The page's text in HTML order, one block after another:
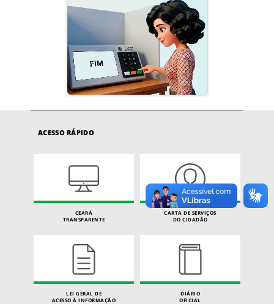
ACESSO RÁPIDO
CEARÁ
TRANSPARENTE
CARTA DE SERVIÇOS
DO CIDADÃO
LEI GERAL DE
ACESSO À INFORMAÇÃO
DIÁRIO
OFICIAL